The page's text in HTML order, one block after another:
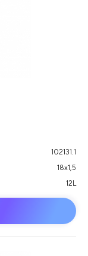
102131.1
18х1,5
12L